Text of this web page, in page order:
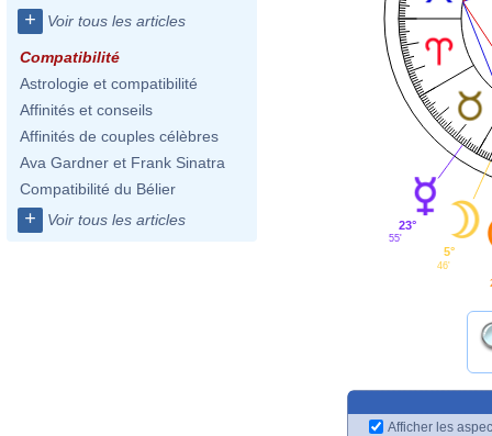
+ Voir tous les articles
Compatibilité
Astrologie et compatibilité
Affinités et conseils
Affinités de couples célèbres
Ava Gardner et Frank Sinatra
Compatibilité du Bélier
+ Voir tous les articles 23°
55'
5°
46'
Afficher les